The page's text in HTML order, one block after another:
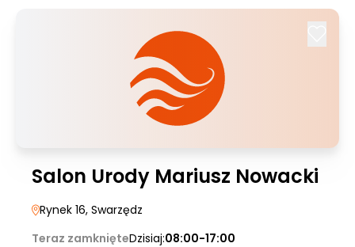
Salon Urody Mariusz Nowacki
Rynek 16, Swarzędz
Teraz zamknięteDzisiaj:08:00-17:00